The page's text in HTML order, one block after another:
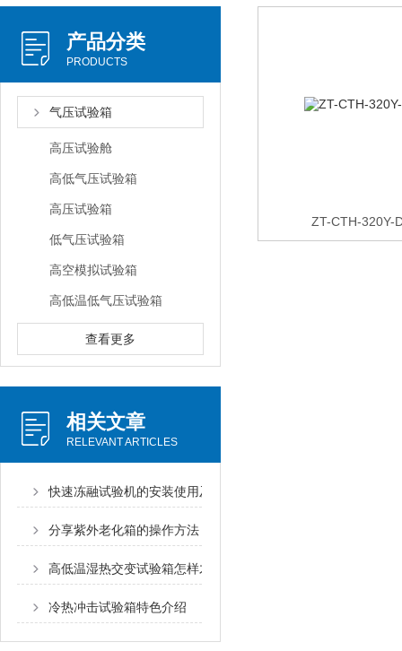
产品分类
PRODUCTS
气压试验箱
高压试验舱
高低气压试验箱
高压试验箱
低气压试验箱
高空模拟试验箱
高低温低气压试验箱
查看更多
相关文章
RELEVANT ARTICLES
快速冻融试验机的安装使用及养护指导
分享紫外老化箱的操作方法
高低温湿热交变试验箱怎样才能“长寿”？
冷热冲击试验箱特色介绍
ZT-CTH-320Y-